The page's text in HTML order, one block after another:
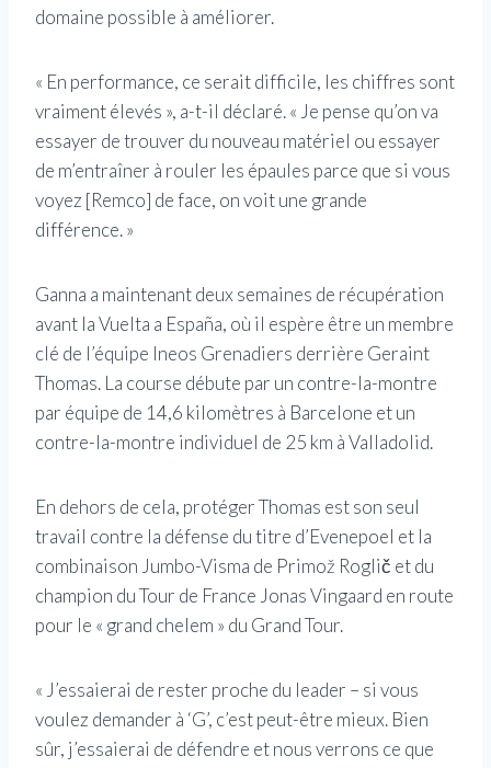
domaine possible à améliorer.
« En performance, ce serait difficile, les chiffres sont
vraiment élevés », a-t-il déclaré. « Je pense qu’on va
essayer de trouver du nouveau matériel ou essayer
de m’entraîner à rouler les épaules parce que si vous
voyez [Remco] de face, on voit une grande
différence. »
Ganna a maintenant deux semaines de récupération
avant la Vuelta a España, où il espère être un membre
clé de l’équipe Ineos Grenadiers derrière Geraint
Thomas. La course débute par un contre-la-montre
par équipe de 14,6 kilomètres à Barcelone et un
contre-la-montre individuel de 25 km à Valladolid.
En dehors de cela, protéger Thomas est son seul
travail contre la défense du titre d’Evenepoel et la
combinaison Jumbo-Visma de Primož Roglič et du
champion du Tour de France Jonas Vingaard en route
pour le « grand chelem » du Grand Tour.
« J’essaierai de rester proche du leader – si vous
voulez demander à ‘G’, c’est peut-être mieux. Bien
sûr, j’essaierai de défendre et nous verrons ce que